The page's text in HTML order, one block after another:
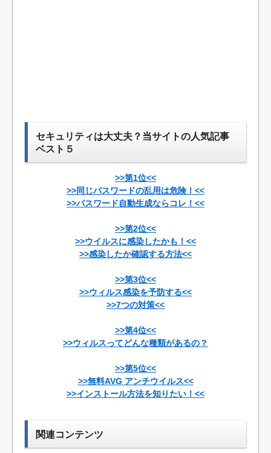
セキュリティは大丈夫？当サイトの人気記事
ベスト５
>>第1位<<
>>同じパスワードの乱用は危険！<<
>>パスワード自動生成ならコレ！<<
>>第2位<<
>>ウイルスに感染したかも！<<
>>感染したか確認する方法<<
>>第3位<<
>>ウィルス感染を予防する<<
>>7つの対策<<
>>第4位<<
>>ウィルスってどんな種類があるの？
>>第5位<<
>>無料AVG アンチウイルス<<
>>インストール方法を知りたい！<<
関連コンテンツ